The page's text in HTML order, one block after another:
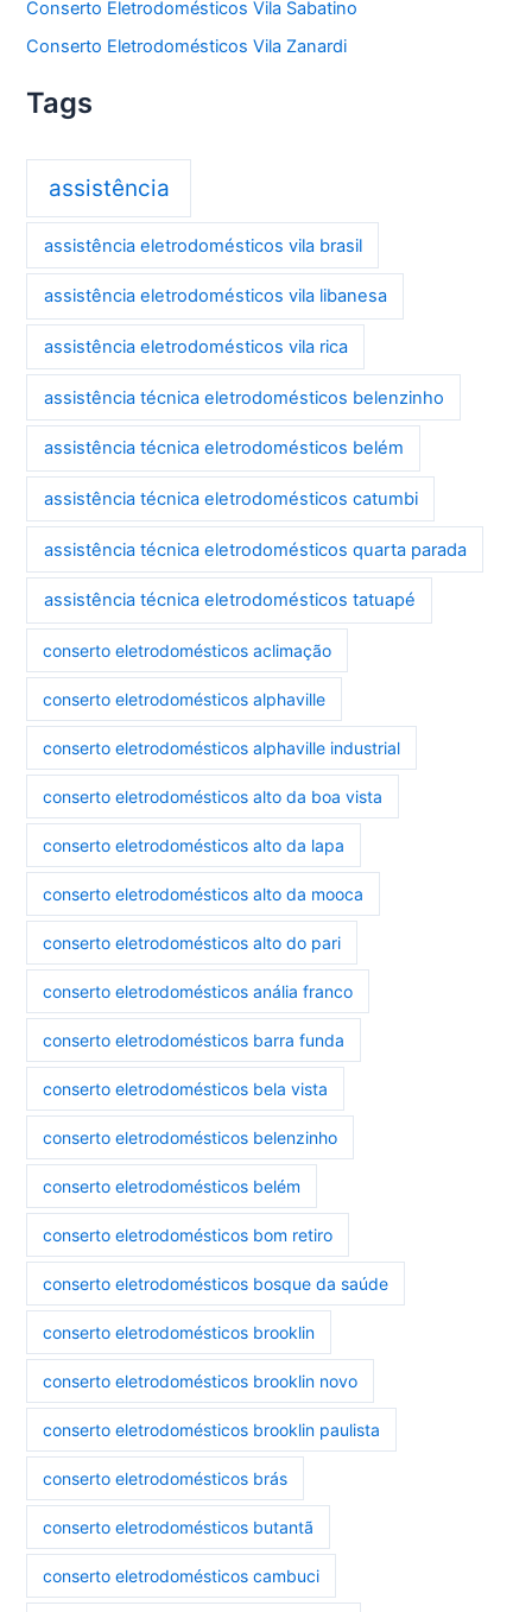
Conserto Eletrodomésticos Vila Sabatino
Conserto Eletrodomésticos Vila Zanardi
Tags
assistência
assistência eletrodomésticos vila brasil
assistência eletrodomésticos vila libanesa
assistência eletrodomésticos vila rica
assistência técnica eletrodomésticos belenzinho
assistência técnica eletrodomésticos belém
assistência técnica eletrodomésticos catumbi
assistência técnica eletrodomésticos quarta parada
assistência técnica eletrodomésticos tatuapé
conserto eletrodomésticos aclimação
conserto eletrodomésticos alphaville
conserto eletrodomésticos alphaville industrial
conserto eletrodomésticos alto da boa vista
conserto eletrodomésticos alto da lapa
conserto eletrodomésticos alto da mooca
conserto eletrodomésticos alto do pari
conserto eletrodomésticos anália franco
conserto eletrodomésticos barra funda
conserto eletrodomésticos bela vista
conserto eletrodomésticos belenzinho
conserto eletrodomésticos belém
conserto eletrodomésticos bom retiro
conserto eletrodomésticos bosque da saúde
conserto eletrodomésticos brooklin
conserto eletrodomésticos brooklin novo
conserto eletrodomésticos brooklin paulista
conserto eletrodomésticos brás
conserto eletrodomésticos butantã
conserto eletrodomésticos cambuci